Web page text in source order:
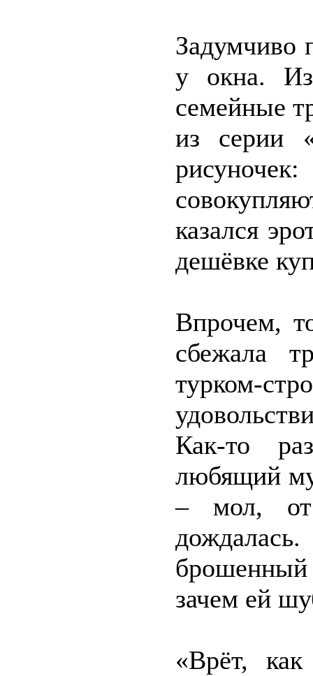
Задумчиво
у окна.
семейные
из серии
казался
дешёвке
Впрочем,
сбежала
турком-
Как-то
любящий
– мол,
зачем ей
«Врёт,